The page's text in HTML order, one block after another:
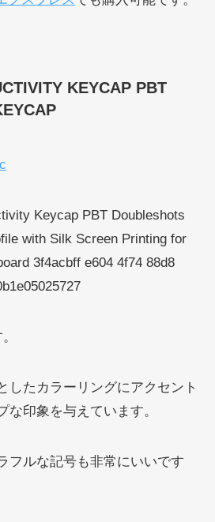
KEYCAP PBT
したカラーリングにアクセント
な印象を与えています。
フルな記号も非常にいいです